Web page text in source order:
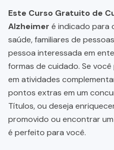
Este Curso Gratuito de
Alzheimer é indicado para
saúde, familiares de
pessoa interessada em
formas de cuidado. Se
em atividades
pontos extras em um
Títulos, ou deseja
promovido ou encontrar
é perfeito para você.